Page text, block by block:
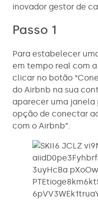
inovador gestor de
Passo 1
Para estabelecer
em tempo real com
clicar no botão
do Airbnb na sua
aparecer uma
opção de conectar
com o Airbnb”.